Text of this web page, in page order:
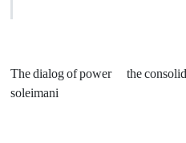
The dialog of power the
soleimani